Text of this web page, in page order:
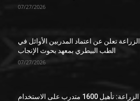
07/27/2026
الزراعة تعلن عن اعتماد المدربين الأوائل في
الطب البيطري بمعهد بحوث الإنجاب
07/27/2026
الزراعة: تأهيل 1600 متدرب على الاستخدام